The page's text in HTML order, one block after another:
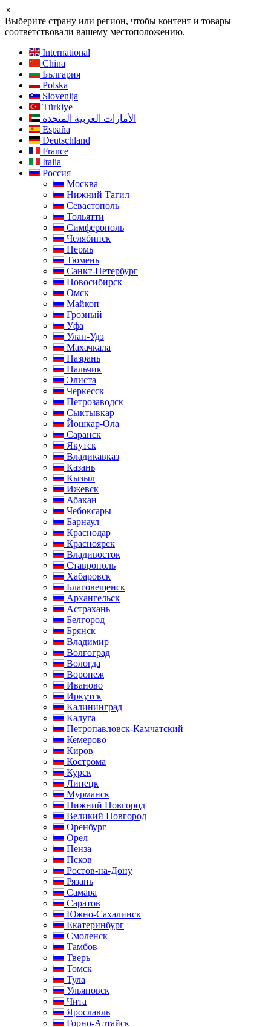
×
Выберите страну или регион, чтобы контент и товары
соответствовали вашему местоположению.
International
China
България
Polska
Slovenija
Türkiye
الأمارات العربية المتحدة
España
Deutschland
France
Italia
Россия
Москва
Нижний Тагил
Севастополь
Тольятти
Симферополь
Челябинск
Пермь
Тюмень
Санкт-Петербург
Новосибирск
Омск
Майкоп
Грозный
Уфа
Улан-Удэ
Махачкала
Назрань
Нальчик
Элиста
Черкесск
Петрозаводск
Сыктывкар
Йошкар-Ола
Саранск
Якутск
Владикавказ
Казань
Кызыл
Ижевск
Абакан
Чебоксары
Барнаул
Краснодар
Красноярск
Владивосток
Ставрополь
Хабаровск
Благовещенск
Архангельск
Астрахань
Белгород
Брянск
Владимир
Волгоград
Вологда
Воронеж
Иваново
Иркутск
Калининград
Калуга
Петропавловск-Камчатский
Кемерово
Киров
Кострома
Курск
Липецк
Мурманск
Нижний Новгород
Великий Новгород
Оренбург
Орел
Пенза
Псков
Ростов-на-Дону
Рязань
Самара
Саратов
Южно-Сахалинск
Екатеринбург
Смоленск
Тамбов
Тверь
Томск
Тула
Ульяновск
Чита
Ярославль
Горно-Алтайск